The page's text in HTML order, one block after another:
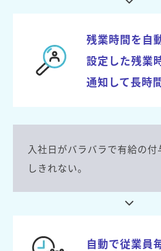
残業時間を自
設定した残業
通知して長時
入社日がバラバラで有給の
しきれない。
自動で従業員